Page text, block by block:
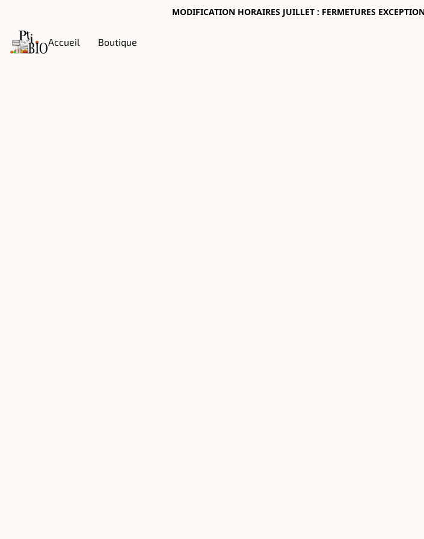
MODIFICATION HORAIRES JUILLET : FERMETURES
Accueil Boutique